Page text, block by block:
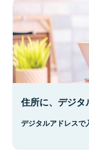
住所に、デジタ
デジタルアドレスで